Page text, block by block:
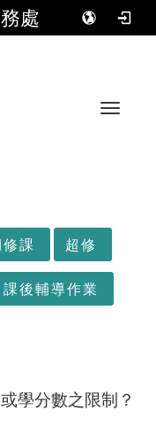
處
Toggle
課 超修
課後輔導作業
學分數之限制？